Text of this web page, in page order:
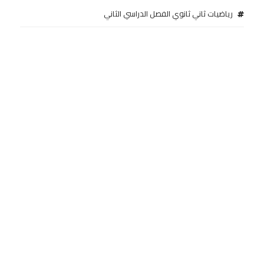
رياضيات ثاني ثانوي الفصل الدراسي الثاني